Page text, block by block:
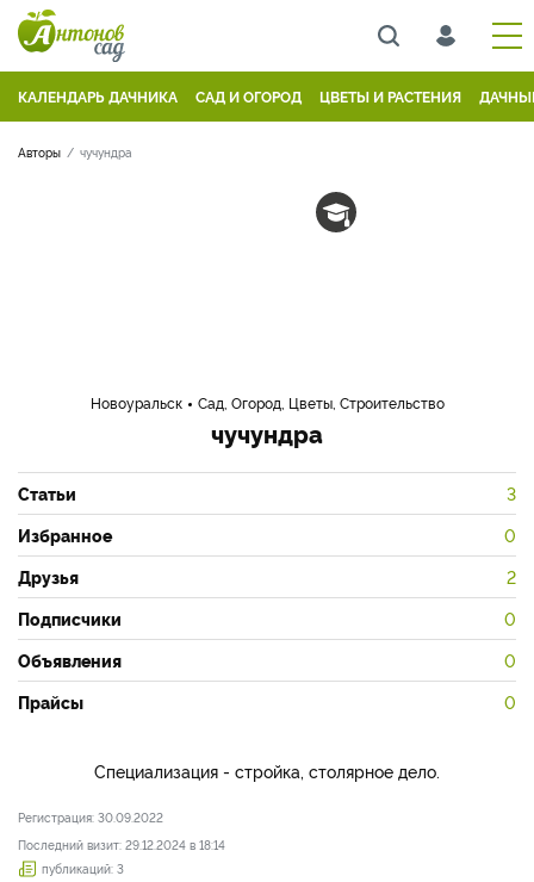
КАЛЕНДАРЬ ДАЧНИКА САД И ОГОРОД ЦВЕТЫ И РАСТЕНИЯ
Авторы чучундра
Новоуральск Сад, Огород, Цветы, Строительство
чучундра
Статьи 3
Избранное 0
Друзья 2
Подписчики 0
Объявления 0
Прайсы 0
Специализация - стройка, столярное дело.
Регистрация: 30.09.2022
Последний визит: 29.12.2024 в 18:14
публикаций: 3